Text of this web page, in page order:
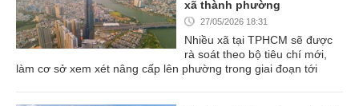
xã thành phường
27/05/2026 18:31
Nhiều xã tại TPHCM sẽ được
rà soát theo bộ tiêu chí mới,
làm cơ sở xem xét nâng cấp lên phường trong giai đoạn tới